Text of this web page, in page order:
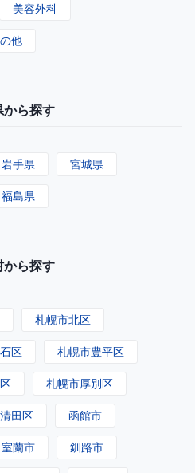
美容外科
他
から探す
岩手県 宮城県
福島県
から探す
札幌市北区
区 札幌市豊平区
札幌市厚別区
田区 函館市
室蘭市 釧路市